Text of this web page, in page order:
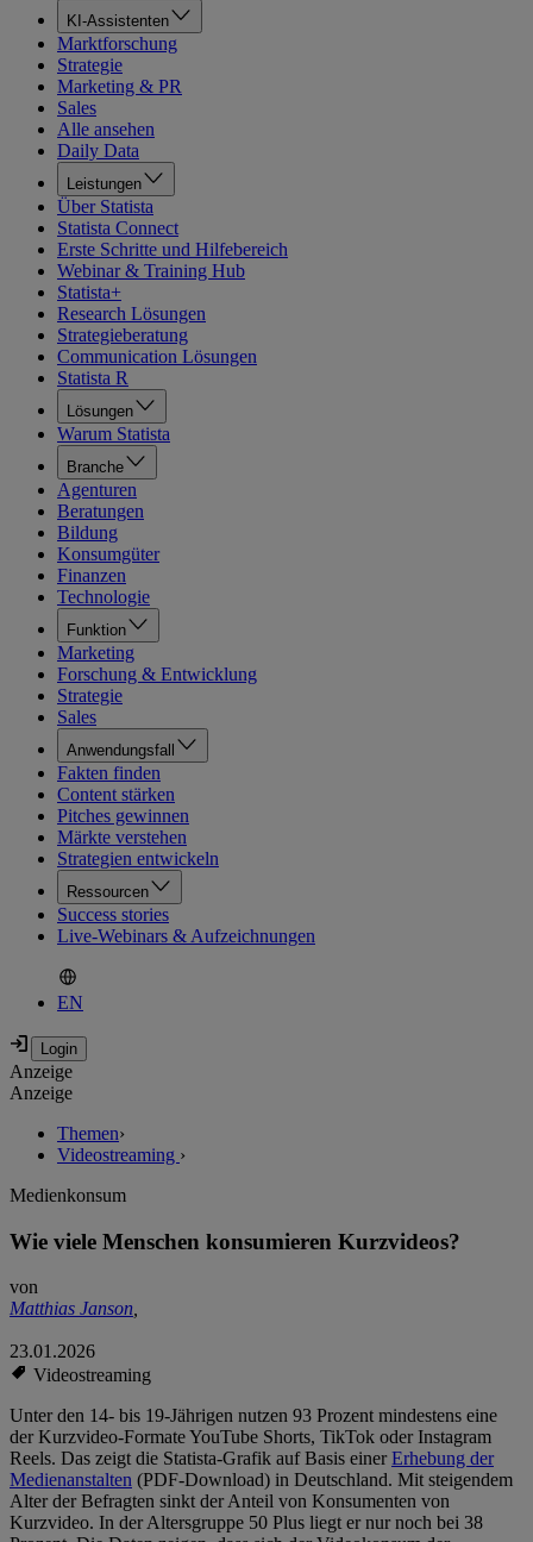
KI-Assistenten
Marktforschung
Strategie
Marketing & PR
Sales
Alle ansehen
Daily Data
Leistungen
Über Statista
Statista Connect
Erste Schritte und Hilfebereich
Webinar & Training Hub
Statista+
Research Lösungen
Strategieberatung
Communication Lösungen
Statista R
Lösungen
Warum Statista
Branche
Agenturen
Beratungen
Bildung
Konsumgüter
Finanzen
Technologie
Funktion
Marketing
Forschung & Entwicklung
Strategie
Sales
Anwendungsfall
Fakten finden
Content stärken
Pitches gewinnen
Märkte verstehen
Strategien entwickeln
Ressourcen
Success stories
Live-Webinars & Aufzeichnungen
EN
Anzeige
Anzeige
Themen›
Videostreaming ›
Medienkonsum
Wie viele Menschen konsumieren Kurzvideos?
von
Matthias Janson,
23.01.2026
Videostreaming
Unter den 14- bis 19-Jährigen nutzen 93 Prozent mindestens eine
der Kurzvideo-Formate YouTube Shorts, TikTok oder Instagram
Reels. Das zeigt die Statista-Grafik auf Basis einerErhebung der
Medienanstalten (PDF-Download) in Deutschland. Mit steigendem
Alter der Befragten sinkt der Anteil von Konsumenten von
Kurzvideo. In der Altersgruppe 50 Plus liegt er nur noch bei 38